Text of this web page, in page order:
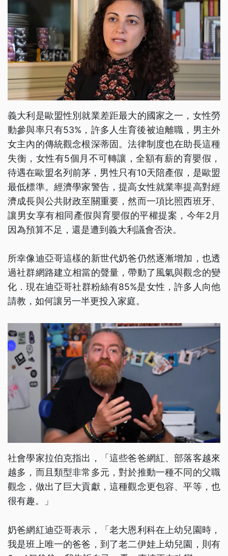
義大利是歐盟性別就業差距最大的國家之一，女性勞
動參與率只有53%，許多人生育後被迫離職，男主外
女主內的傳統觀念根深蒂固。法律制度也在助長這種
失衡，女性有5個月不可轉讓，全額有薪的育嬰假，
待遇在歐盟名列前茅，男性只有10天陪產假，是歐盟
最低標準。經濟學家警告，提高女性就業率提高對經
濟成長與公共財政至關重要，然而一項比照西班牙、
讓男女享有相同產假與育嬰假的平權提案，今年2月
因為預算不足，還是遭到義大利議會否決。
所幸像迪亞哥這樣的新世代奶爸仍然逐漸增加，也透
過社群網路建立相當的聲量，帶動了風氣與觀念的變
化．現在迪亞哥社群粉絲有85%是女性，許多人向他
請教，如何讓另一半更投入家庭。
社會學家拉伯克指出，「這些爸爸網紅、部落客越來
越多，而且類型非常多元，對於推動一種不同的父職
觀念，做出了巨大貢獻，這種觀念更包容、平等，也
很有趣。」
奶爸網紅迪亞哥表示，「老大恩利科在上幼兒園時，
我是班上唯一的爸爸，到了老二伊娃上幼兒園，則有